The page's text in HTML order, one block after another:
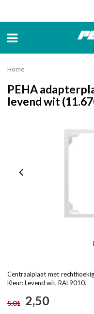
Home
PEHA
levend wit
Centraalplaat met
Kleur: Levend wit, RAL9010.
5,01 2,50